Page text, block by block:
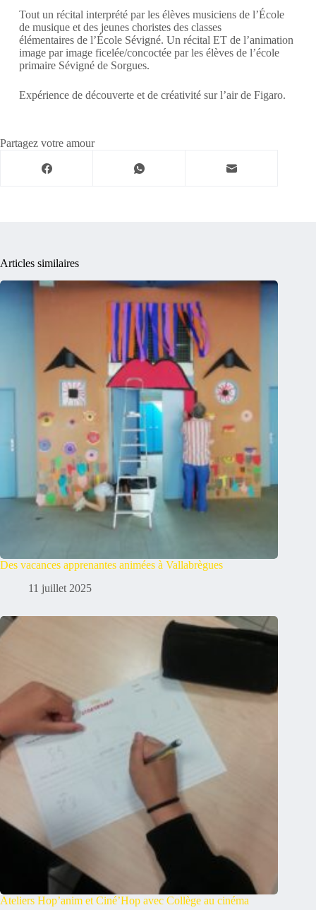
Tout un récital interprété par les élèves musiciens de l’École
de musique et des jeunes choristes des classes
élémentaires de l’École Sévigné. Un récital ET de l’animation
image par image ficelée/concoctée par les élèves de l’école
primaire Sévigné de Sorgues.
Expérience de découverte et de créativité sur l’air de Figaro.
Partagez votre amour
Articles similaires
Des vacances apprenantes animées à Vallabrègues
11 juillet 2025
Ateliers Hop’anim et Ciné’Hop avec Collège au cinéma